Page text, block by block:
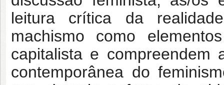
leitura crítica da
machismo como
capitalista e compreendem
contemporânea do